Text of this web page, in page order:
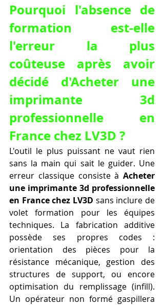
Pourquoi l'absence de
formation est-elle
l'erreur la plus
coûteuse après avoir
décidé d'Acheter une
imprimante 3d
professionnelle en
France chez LV3D ?
L'outil le plus puissant ne vaut rien
sans la main qui sait le guider. Une
erreur classique consiste à Acheter
une imprimante 3d professionnelle
en France chez LV3D sans inclure de
volet formation pour les équipes
techniques. La fabrication additive
possède ses propres codes :
orientation des pièces pour la
résistance mécanique, gestion des
structures de support, ou encore
optimisation du remplissage (infill).
Un opérateur non formé gaspillera